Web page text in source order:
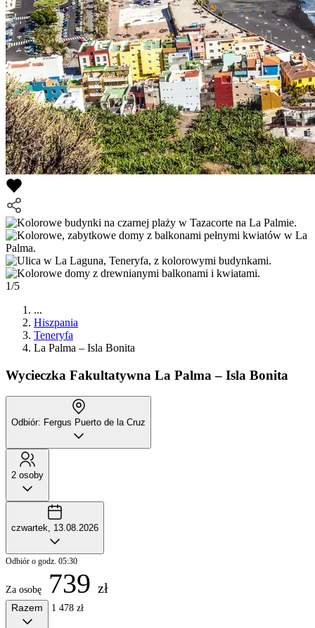
1/5
...
Hiszpania
Teneryfa
La Palma – Isla Bonita
Wycieczka Fakultatywna La Palma – Isla Bonita
Odbiór: Fergus Puerto de la Cruz
2 osoby
czwartek, 13.08.2026
Odbiór o godz. 05:30
Za osobę 739 zł
Razem 1 478 zł